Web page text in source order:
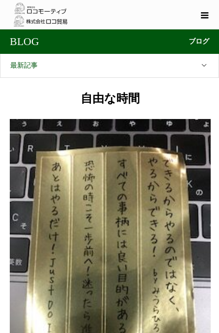
BLOG ブログ
最新記事
自由な時間